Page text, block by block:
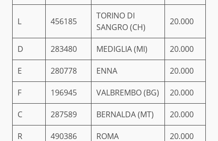
L 456185
TORINO DI
SANGRO (CH)
20.000
D 283480 MEDIGLIA (MI) 20.000
E 280778 ENNA 20.000
F 196945 VALBREMBO (BG) 20.000
C 287589 BERNALDA (MT) 20.000
R 490386 ROMA 20.000